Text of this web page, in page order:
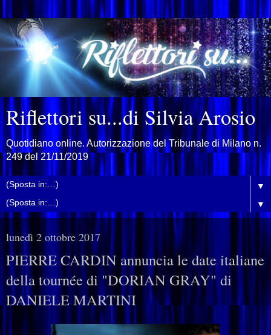
Riflettori su...di Silvia Arosio
Quotidiano online. Autorizzazione del Tribunale di Milano n.
249 del 21/11/2019
▼
▼
lunedì 2 ottobre 2017
PIERRE CARDIN annuncia le date italiane
della tournée di "DORIAN GRAY" di
DANIELE MARTINI